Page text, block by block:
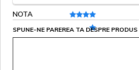
NOTA
SPUNE-NE PAREREA TA DESPRE PRODUS